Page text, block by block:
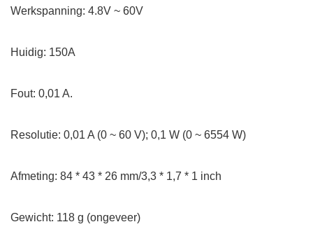
Werkspanning: 4.8V ~ 60V
Huidig: 150A
Fout: 0,01 A.
Resolutie: 0,01 A (0 ~ 60 V); 0,1 W (0 ~ 6554 W)
Afmeting: 84 * 43 * 26 mm/3,3 * 1,7 * 1 inch
Gewicht: 118 g (ongeveer)